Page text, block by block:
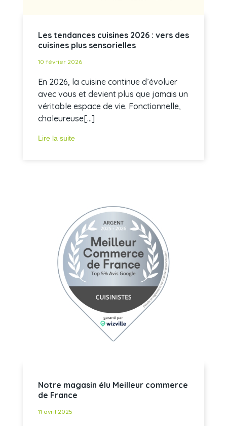
Les tendances cuisines 2026 : vers des
cuisines plus sensorielles
10 février 2026
En 2026, la cuisine continue d’évoluer
avec vous et devient plus que jamais un
véritable espace de vie. Fonctionnelle,
chaleureuse[...]
Lire la suite
Notre magasin élu Meilleur commerce
de France
11 avril 2025